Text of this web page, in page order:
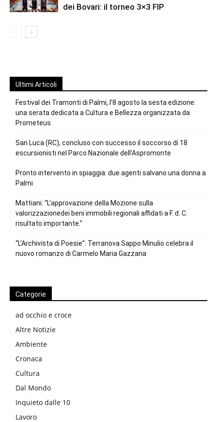
dei Bovari: il torneo 3×3 FIP
Ultimi Articoli
Festival dei Tramonti di Palmi, l’8 agosto la sesta edizione:
una serata dedicata a Cultura e Bellezza organizzata da
Prometeus
San Luca (RC), concluso con successo il soccorso di 18
escursionisti nel Parco Nazionale dell’Aspromonte
Pronto intervento in spiaggia: due agenti salvano una donna a
Palmi
Mattiani: “L’approvazione della Mozione sulla
valorizzazionedei beni immobili regionali affidati a F. d. C.
risultato importante.”
“L’Archivista di Poesie”: Terranova Sappo Minulio celebra il
nuovo romanzo di Carmelo Maria Gazzana
Categorie
ad occhio e croce
Altre Notizie
Ambiente
Cronaca
Cultura
Dal Mondo
Inquieto dalle 10
Lavoro